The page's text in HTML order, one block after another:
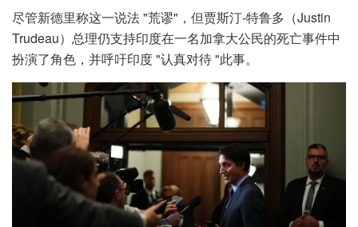
尽管新德里称这一说法 "荒谬"，但贾斯汀-特鲁多（Justin
Trudeau）总理仍支持印度在一名加拿大公民的死亡事件中
扮演了角色，并呼吁印度 "认真对待 "此事。